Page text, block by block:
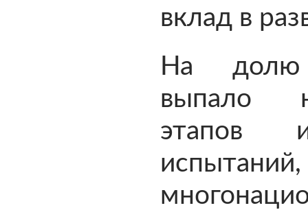
вклад в
На долю
выпало
этапов